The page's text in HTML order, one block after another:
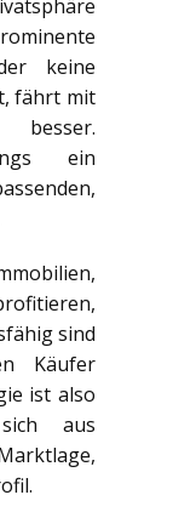
keine
fährt mit
ein
sind
Käufer
ist also
aus